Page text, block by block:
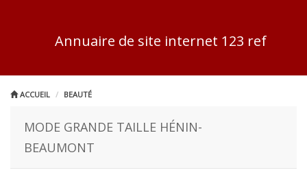
Annuaire de site internet 123 ref
ACCUEIL BEAUTÉ
MODE GRANDE TAILLE HÉNIN-
BEAUMONT